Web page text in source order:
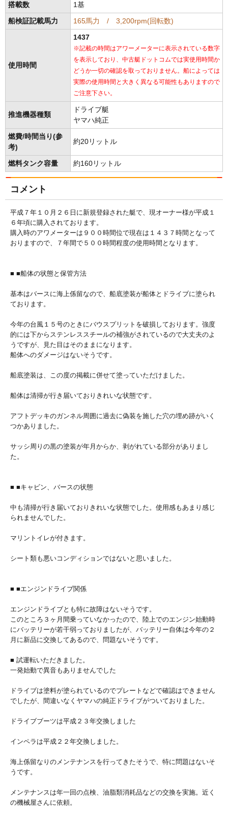
搭載数 1基
船検証記載馬力 165馬力 / 3,200rpm(回転数)
使用時間
1437
※記載の時間はアワーメーターに表示されている数字
を表示しており、中古艇ドットコムでは実使用時間か
どうか一切の確認を取っておりません。船によっては
実際の使用時間と大きく異なる可能性もありますので
ご注意下さい。
推進機器種類
ドライブ艇
ヤマハ純正
燃費/時間当り(参
考)
約20リットル
燃料タンク容量 約160リットル
コメント
平成７年１０月２６日に新規登録された艇で、現オーナー様が平成１
６年頃に購入されております。
購入時のアワメーターは９００時間位で現在は１４３７時間となって
おりますので、７年間で５００時間程度の使用時間となります。
■ ■船体の状態と保管方法
基本はバースに海上係留なので、船底塗装が船体とドライブに塗られ
ております。
今年の台風１５号のときにバウスプリットを破損しております。強度
的には下からステンレススチールの補強がされているので大丈夫のよ
うですが、見た目はそのままになります。
船体へのダメージはないそうです。
船底塗装は、この度の掲載に併せて塗っていただけました。
船体は清掃が行き届いておりきれいな状態です。
アフトデッキのガンネル周囲に過去に偽装を施した穴の埋め跡がいく
つかありました。
サッシ周りの黒の塗装が年月からか、剥がれている部分がありまし
た。
■ ■キャビン、バースの状態
中も清掃が行き届いておりきれいな状態でした。使用感もあまり感じ
られませんでした。
マリントイレが付きます。
シート類も悪いコンディションではないと思いました。
■ ■エンジンドライブ関係
エンジンドライブとも特に故障はないそうです。
このところ３ヶ月間乗っていなかったので、陸上でのエンジン始動時
にバッテリーが若干弱っておりましたが、バッテリー自体は今年の２
月に新品に交換してあるので、問題ないそうです。
■ 試運転いただきました。
一発始動で異音もありませんでした
ドライブは塗料が塗られているのでプレートなどで確認はできません
でしたが、間違いなくヤマハの純正ドライブがついておりました。
ドライブブーツは平成２３年交換しました
インペラは平成２２年交換しました。
海上係留なりのメンテナンスを行ってきたそうで、特に問題はないそ
うです。
メンテナンスは年一回の点検、油脂類消耗品などの交換を実施。近く
の機械屋さんに依頼。